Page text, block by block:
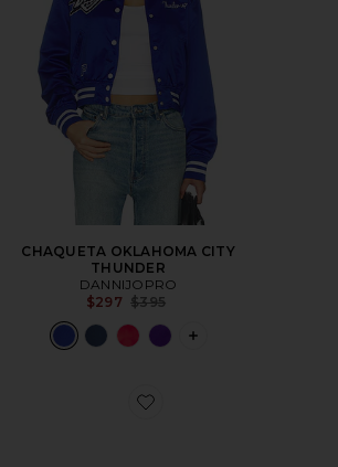
CHAQUETA OKLAHOMA CITY
THUNDER
DANNIJOPRO
$297 Previous price:
$395
PLUS ICON TO
Favorite ZAPATILLA